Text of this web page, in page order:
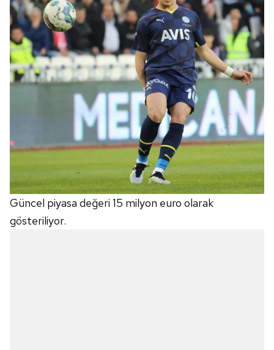
Güncel piyasa değeri 15 milyon euro olarak
gösteriliyor.